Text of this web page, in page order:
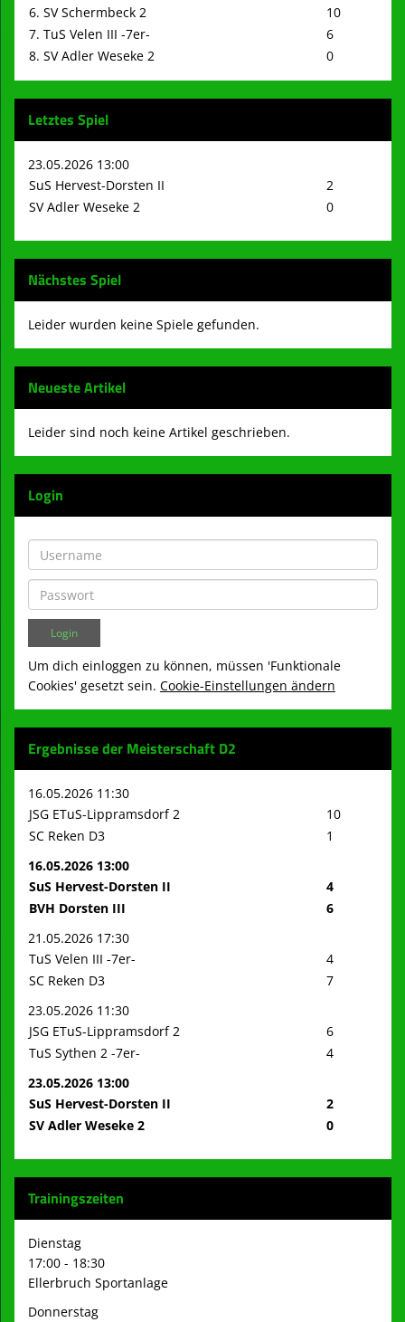
6. SV Schermbeck 2
10
7. TuS Velen III -7er-
6
8. SV Adler Weseke 2
0
Letztes Spiel
23.05.2026 13:00
SuS Hervest-Dorsten II
2
SV Adler Weseke 2
0
Nächstes Spiel
Leider wurden keine Spiele gefunden.
Neueste Artikel
Leider sind noch keine Artikel geschrieben.
Login
Um dich einloggen zu können, müssen 'Funktionale
Cookies' gesetzt sein. Cookie-Einstellungen ändern
Ergebnisse der Meisterschaft D2
16.05.2026 11:30
JSG ETuS-Lippramsdorf 2
10
SC Reken D3
1
16.05.2026 13:00
SuS Hervest-Dorsten II
4
BVH Dorsten III
6
21.05.2026 17:30
TuS Velen III -7er-
4
SC Reken D3
7
23.05.2026 11:30
JSG ETuS-Lippramsdorf 2
6
TuS Sythen 2 -7er-
4
23.05.2026 13:00
SuS Hervest-Dorsten II
2
SV Adler Weseke 2
0
Trainingszeiten
Dienstag
17:00 - 18:30
Ellerbruch Sportanlage
Donnerstag